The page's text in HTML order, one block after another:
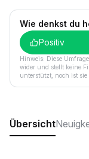
Wie denkst du
Positiv
Hinweis: Diese
wider und stellt keine
unterstützt, noch ist
Übersicht